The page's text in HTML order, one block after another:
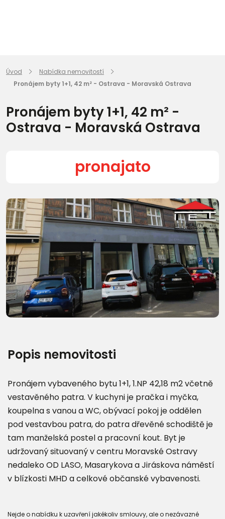
Úvod
Nabídka nemovitostí
Pronájem byty 1+1, 42 m² - Ostrava - Moravská Ostrava
Pronájem byty 1+1, 42 m² -
Ostrava - Moravská Ostrava
pronajato
Další fotografie (15)
Popis nemovitosti
Pronájem vybaveného bytu 1+1, 1.NP 42,18 m2 včetně
vestavěného patra. V kuchyni je pračka i myčka,
koupelna s vanou a WC, obývací pokoj je oddělen
pod vestavbou patra, do patra dřevěné schodiště je
tam manželská postel a pracovní kout. Byt je
udržovaný situovaný v centru Moravské Ostravy
nedaleko OD LASO, Masarykova a Jiráskova náměstí
v blízkosti MHD a celkové občanské vybavenosti.
Nejde o nabídku k uzavření jakékoliv smlouvy, ale o nezávazné